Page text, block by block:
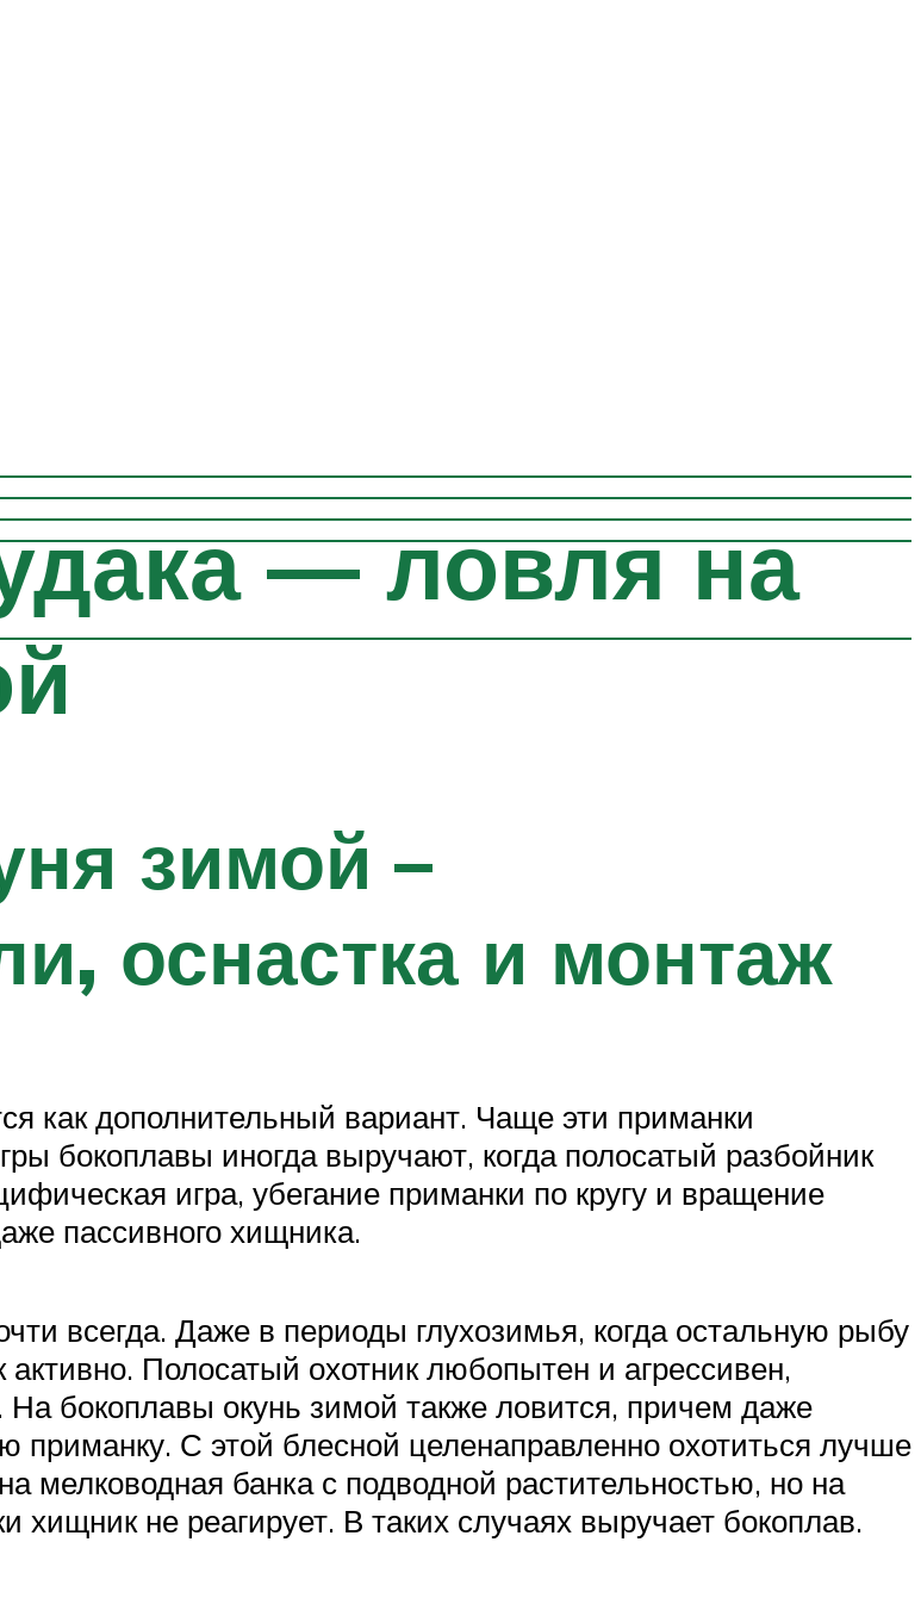
— ловля на
зимой –
оснастка и монтаж
как дополнительный вариант. Чаще эти приманки
бокоплавы иногда выручают, когда полосатый разбойник
игра, убегание приманки по кругу и вращение
пассивного хищника.
всегда. Даже в периоды глухозимья, когда остальную рыбу
Полосатый охотник любопытен и агрессивен,
бокоплавы окунь зимой также ловится, причем даже
приманку. С этой блесной целенаправленно охотиться лучше
мелководная банка с подводной растительностью, но на
не реагирует. В таких случаях выручает бокоплав.